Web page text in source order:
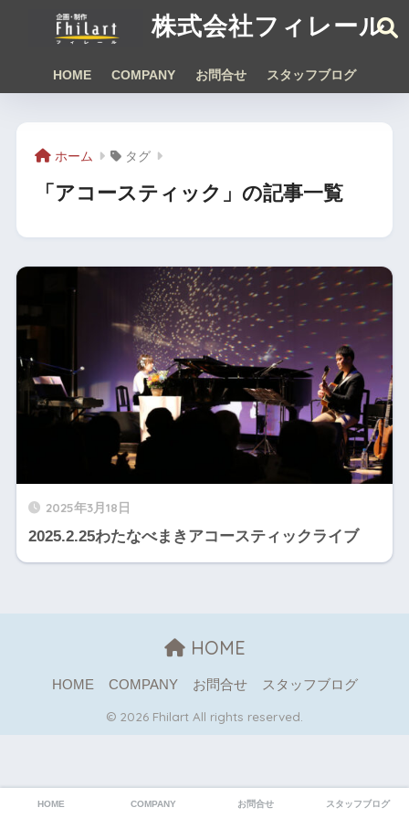
株式会社フィレール
HOME COMPANY お問合せ スタッフブログ
ホーム タグ
「アコースティック」の記事一覧
2025年3月18日
2025.2.25わたなべまきアコースティックライブ
HOME
HOME COMPANY お問合せ スタッフブログ
© 2026 Fhilart All rights reserved.
HOME COMPANY お問合せ スタッフブログ